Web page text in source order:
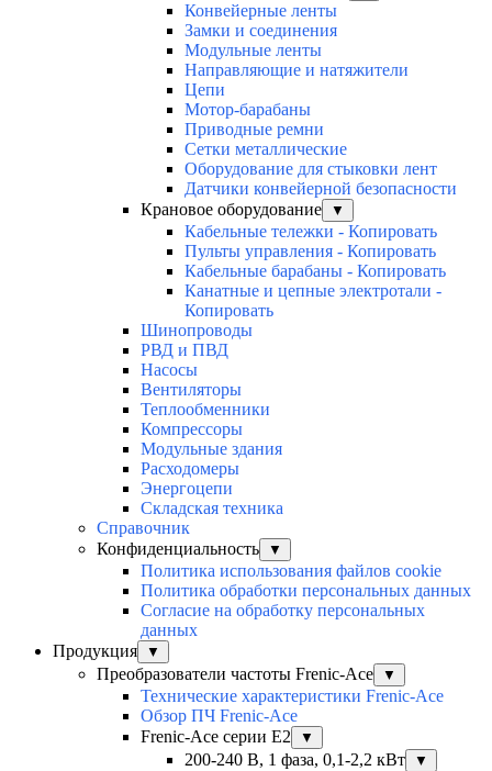
Конвейерные ленты
Замки и соединения
Модульные ленты
Направляющие и натяжители
Цепи
Мотор-барабаны
Приводные ремни
Сетки металлические
Оборудование для стыковки лент
Датчики конвейерной безопасности
Крановое оборудование
▼
Кабельные тележки - Копировать
Пульты управления - Копировать
Кабельные барабаны - Копировать
Канатные и цепные электротали -
Копировать
Шинопроводы
РВД и ПВД
Насосы
Вентиляторы
Теплообменники
Компрессоры
Модульные здания
Расходомеры
Энергоцепи
Складская техника
Справочник
Конфиденциальность
▼
Политика использования файлов cookie
Политика обработки персональных данных
Согласие на обработку персональных
данных
Продукция
▼
Преобразователи частоты Frenic-Ace ▼
Технические характеристики Frenic-Ace
Обзор ПЧ Frenic-Ace
Frenic-Ace серии E2
▼
200-240 В, 1 фаза, 0,1-2,2 кВт ▼